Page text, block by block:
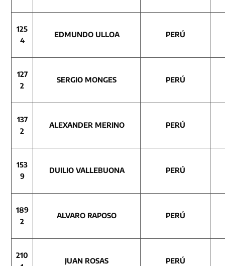
125
4
EDMUNDO ULLOA PERÚ
127
2
SERGIO MONGES PERÚ
137
2
ALEXANDER MERINO PERÚ
153
9
DUILIO VALLEBUONA PERÚ
189
2
ALVARO RAPOSO PERÚ
210
JUAN ROSAS PERÚ